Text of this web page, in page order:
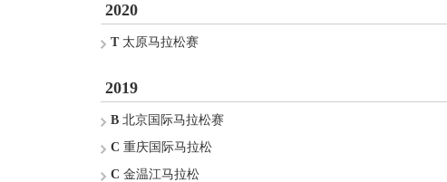
2020
T太原马拉松赛
2019
B 北京国际马拉松赛
C 重庆国际马拉松
C 金温江马拉松